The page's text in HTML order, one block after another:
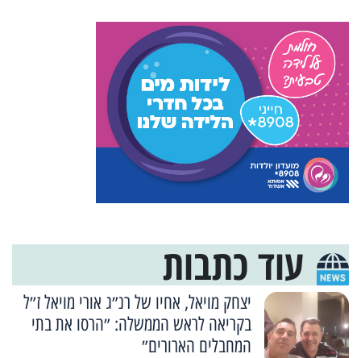
עוד כתבות
יצחק מויאל, אחיו של רנ״ג אורי מויאל ז״ל
בקריאה לראש הממשלה: ״הרסו את בתי
המחבלים הארורים״